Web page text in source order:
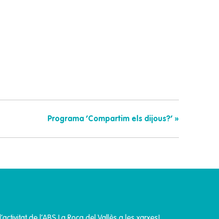
Programa ‘Compartim els dijous?’ »